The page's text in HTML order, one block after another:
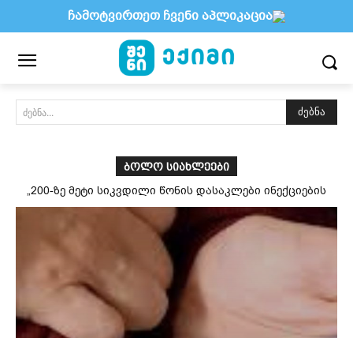
ძებნა... ძებნა
ᲑᲝᲚᲝ ᲡᲘᲐᲮᲚᲔᲔᲑᲘ
„200-ზე მეტი სიკვდილი წონის დასაკლები ინექციების
გამო?“ — რას ამბობს რეალურად მეცნიერება?
ჩამოტვირთეთ ჩვენი აპლიკაცია